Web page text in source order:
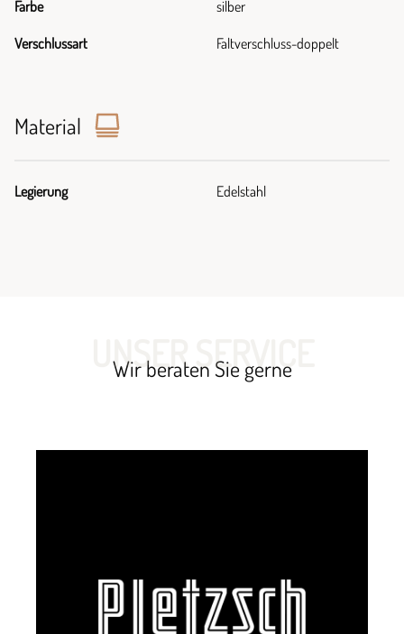
Farbe silber
Verschlussart Faltverschluss-doppelt
Material
Legierung Edelstahl
UNSER SERVICE
Wir beraten Sie gerne